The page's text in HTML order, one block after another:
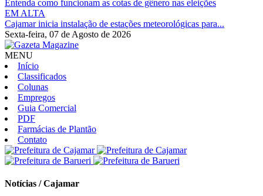
Entenda como funcionam as cotas de gênero nas eleições
EM ALTA
Cajamar inicia instalação de estações meteorológicas para...
Sexta-feira, 07 de Agosto de 2026
MENU
Início
Classificados
Colunas
Empregos
Guia Comercial
PDF
Farmácias de Plantão
Contato
Notícias / Cajamar